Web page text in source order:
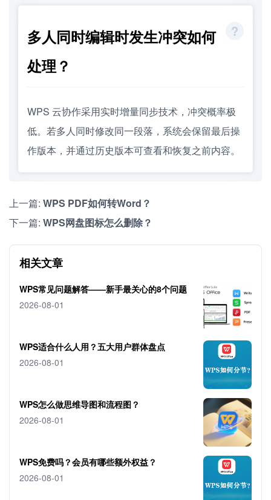
多人同时编辑时发生冲突如何
处理？
WPS 云协作采用实时增量同步技术，冲突概率极
低。若多人同时修改同一段落，系统会保留最后操
作版本，并通过历史版本可查看和恢复之前内容。
上一篇: WPS PDF如何转Word？
下一篇: WPS网盘图标怎么删除？
相关文章
WPS常见问题解答——新手最关心的8个问题
2026-08-01
WPS适合什么人用？五大用户群体盘点
2026-08-01
WPS怎么做思维导图和流程图？
2026-08-01
WPS免费吗？会员有哪些额外权益？
2026-08-01